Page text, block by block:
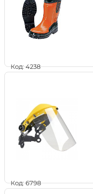
Код: 4238
Код: 6798